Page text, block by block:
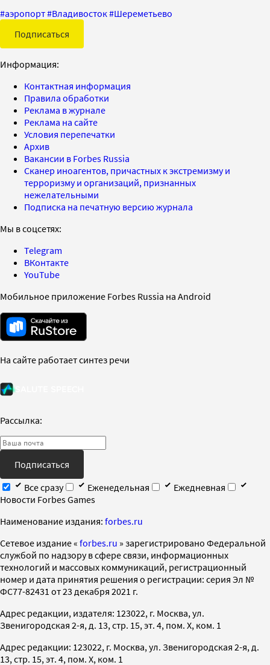
#аэропорт#Владивосток#Шереметьево
Подписаться
Информация:
Контактная информация
Правила обработки
Реклама в журнале
Реклама на сайте
Условия перепечатки
Архив
Вакансии в Forbes Russia
Сканер иноагентов, причастных к экстремизму и
терроризму и организаций, признанных
нежелательными
Подписка на печатную версию журнала
Мы в соцсетях:
Telegram
ВКонтакте
YouTube
Мобильное приложение Forbes Russia на Android
На сайте работает синтез речи
Рассылка:
Подписаться
Все сразу
Еженедельная
Ежедневная
Новости Forbes Games
Наименование издания: forbes.ru
Cетевое издание « forbes.ru » зарегистрировано Федеральной
службой по надзору в сфере связи, информационных
технологий и массовых коммуникаций, регистрационный
номер и дата принятия решения о регистрации: серия Эл №
ФС77-82431 от 23 декабря 2021 г.
Адрес редакции, издателя: 123022, г. Москва, ул.
Звенигородская 2-я, д. 13, стр. 15, эт. 4, пом. X, ком. 1
Адрес редакции: 123022, г. Москва, ул. Звенигородская 2-я, д.
13, стр. 15, эт. 4, пом. X, ком. 1